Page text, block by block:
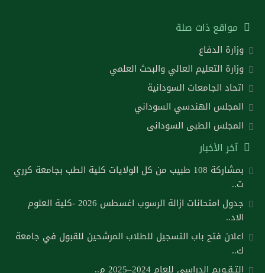
مواقع ذات صلة
وزارة الدفاع
وزارة التعليم العالي والبحث العلمي
اتحاد الجامعات السودانية
المجلس الهندسي السوداني
المجلس الطبى السودانى
آخر الأخبار
بمشاركة 108 طبيب من كل الولايات كلية الطب بجامعة كرري
ت..
جدول امتحانات ازالة الرسوب اغسطس 2026 -كلية العلوم
الاد..
اعلان فتح باب التسجيل للطلاب المرشحين للقبول في جامعة
ك..
التـقـويم الدراسي للعام 2024–2025 م..